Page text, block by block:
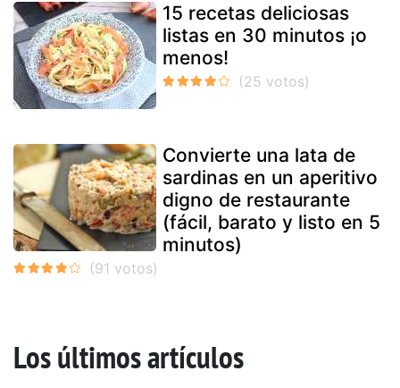
15 recetas deliciosas
listas en 30 minutos ¡o
menos!
Convierte una lata de
sardinas en un aperitivo
digno de restaurante
(fácil, barato y listo en 5
minutos)
Los últimos artículos